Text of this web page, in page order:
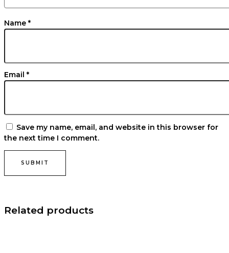
Name *
Email *
Save my name, email, and website in this browser for
the next time I comment.
Related products